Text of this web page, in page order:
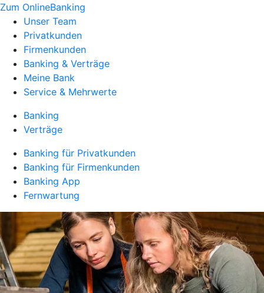
Zum OnlineBanking
Unser Team
Privatkunden
Firmenkunden
Banking & Verträge
Meine Bank
Service & Mehrwerte
Banking
Verträge
Banking für Privatkunden
Banking für Firmenkunden
Banking App
Fernwartung